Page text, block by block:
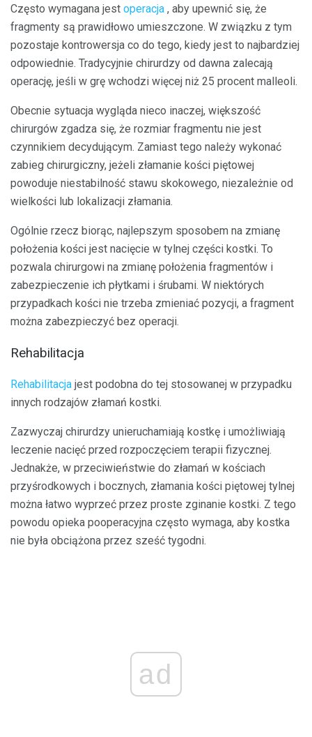
Często wymagana jest operacja , aby upewnić się, że
fragmenty są prawidłowo umieszczone. W związku z tym
pozostaje kontrowersja co do tego, kiedy jest to najbardziej
odpowiednie. Tradycyjnie chirurdzy od dawna zalecają
operację, jeśli w grę wchodzi więcej niż 25 procent malleoli.
Obecnie sytuacja wygląda nieco inaczej, większość
chirurgów zgadza się, że rozmiar fragmentu nie jest
czynnikiem decydującym. Zamiast tego należy wykonać
zabieg chirurgiczny, jeżeli złamanie kości piętowej
powoduje niestabilność stawu skokowego, niezależnie od
wielkości lub lokalizacji złamania.
Ogólnie rzecz biorąc, najlepszym sposobem na zmianę
położenia kości jest nacięcie w tylnej części kostki. To
pozwala chirurgowi na zmianę położenia fragmentów i
zabezpieczenie ich płytkami i śrubami. W niektórych
przypadkach kości nie trzeba zmieniać pozycji, a fragment
można zabezpieczyć bez operacji.
Rehabilitacja
Rehabilitacja jest podobna do tej stosowanej w przypadku
innych rodzajów złamań kostki.
Zazwyczaj chirurdzy unieruchamiają kostkę i umożliwiają
leczenie nacięć przed rozpoczęciem terapii fizycznej.
Jednakże, w przeciwieństwie do złamań w kościach
przyśrodkowych i bocznych, złamania kości piętowej tylnej
można łatwo wyprzeć przez proste zginanie kostki. Z tego
powodu opieka pooperacyjna często wymaga, aby kostka
nie była obciążona przez sześć tygodni.
ad